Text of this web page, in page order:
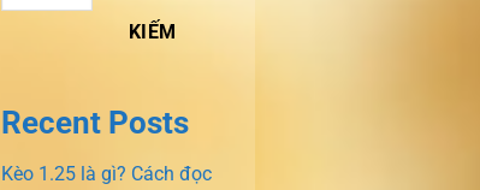
KIẾM
Recent Posts
Kèo 1.25 là gì? Cách đọc